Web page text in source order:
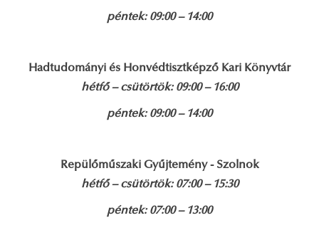
péntek: 09:00 – 14:00
Hadtudományi és Honvédtisztképző Kari Könyvtár
hétfő – csütörtök: 09:00 – 16:00
péntek: 09:00 – 14:00
Repülőműszaki Gyűjtemény - Szolnok
hétfő – csütörtök: 07:00 – 15:30
péntek: 07:00 – 13:00